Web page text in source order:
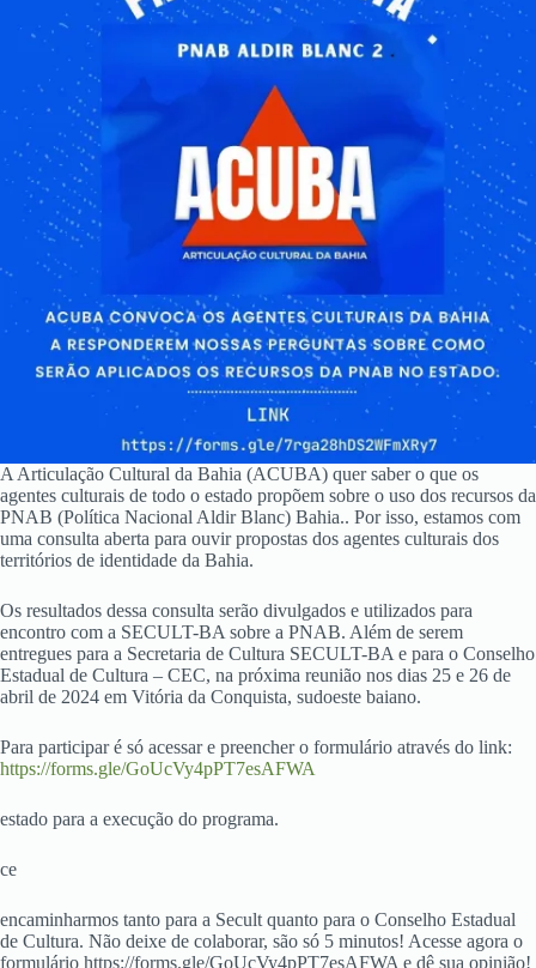
A Articulação Cultural da Bahia (ACUBA) quer saber o que os
agentes culturais de todo o estado propõem sobre o uso dos recursos da
PNAB (Política Nacional Aldir Blanc) Bahia.. Por isso, estamos com
uma consulta aberta para ouvir propostas dos agentes culturais dos
territórios de identidade da Bahia.
Os resultados dessa consulta serão divulgados e utilizados para
encontro com a SECULT-BA sobre a PNAB. Além de serem
entregues para a Secretaria de Cultura SECULT-BA e para o Conselho
Estadual de Cultura – CEC, na próxima reunião nos dias 25 e 26 de
abril de 2024 em Vitória da Conquista, sudoeste baiano.
Para participar é só acessar e preencher o formulário através do link:
https://forms.gle/GoUcVy4pPT7esAFWA
estado para a execução do programa.
ce
encaminharmos tanto para a Secult quanto para o Conselho Estadual
de Cultura. Não deixe de colaborar, são só 5 minutos! Acesse agora o
formulário https://forms.gle/GoUcVy4pPT7esAFWA e dê sua opinião!